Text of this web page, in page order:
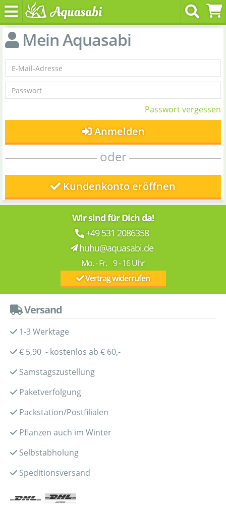
Mein Aquasabi
Passwort vergessen
Anmelden
oder
Kundenkonto eröffnen
Wir sind für Dich da!
+49 531 2086358
huhu@aquasabi.de
Mo. - Fr. 9 - 16 Uhr
Vertrag widerrufen
Versand
1-3 Werktage
€ 5,90 - kostenlos ab € 60,-
Samstagszustellung
Paketverfolgung
Packstation/Postfilialen
Pflanzen auch im Winter
Selbstabholung
Speditionsversand